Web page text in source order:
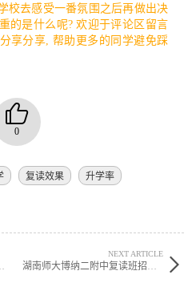
校去感受一番氛围之后再做出决
的是什么呢? 欢迎于评论区留言
享分享, 帮助更多的同学避免踩
0
复读效果 升学率
情况深度解析
NEXT ARTICLE
湖南师大博纳二附中复读班招生联系方式及报名地点